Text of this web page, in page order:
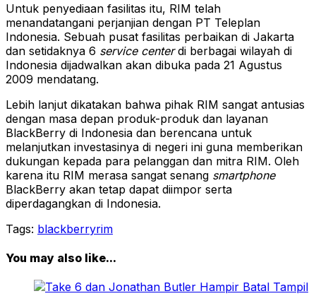
Untuk penyediaan fasilitas itu, RIM telah
menandatangani perjanjian dengan PT Teleplan
Indonesia. Sebuah pusat fasilitas perbaikan di Jakarta
dan setidaknya 6 service centerdi berbagai wilayah di
Indonesia dijadwalkan akan dibuka pada 21 Agustus
2009 mendatang.
Lebih lanjut dikatakan bahwa pihak RIM sangat antusias
dengan masa depan produk-produk dan layanan
BlackBerry di Indonesia dan berencana untuk
melanjutkan investasinya di negeri ini guna memberikan
dukungan kepada para pelanggan dan mitra RIM. Oleh
karena itu RIM merasa sangat senang smartphone
BlackBerry akan tetap dapat diimpor serta
diperdagangkan di Indonesia.
Tags: blackberryrim
You may also like...